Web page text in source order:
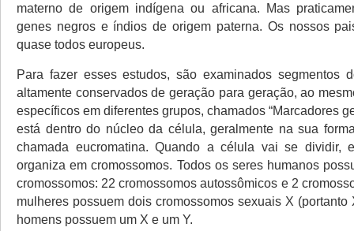
materno de origem indígena ou africana. Mas
genes negros e índios de origem paterna. Os nossos
quase todos europeus.
Para fazer esses estudos, são examinados segmentos
altamente conservados de geração para geração, ao
específicos em diferentes grupos, chamados “Marcadores
está dentro do núcleo da célula, geralmente na sua
chamada eucromatina. Quando a célula vai se dividir,
organiza em cromossomos. Todos os seres humanos
cromossomos: 22 cromossomos autossômicos e 2
mulheres possuem dois cromossomos sexuais X (portanto
homens possuem um X e um Y.